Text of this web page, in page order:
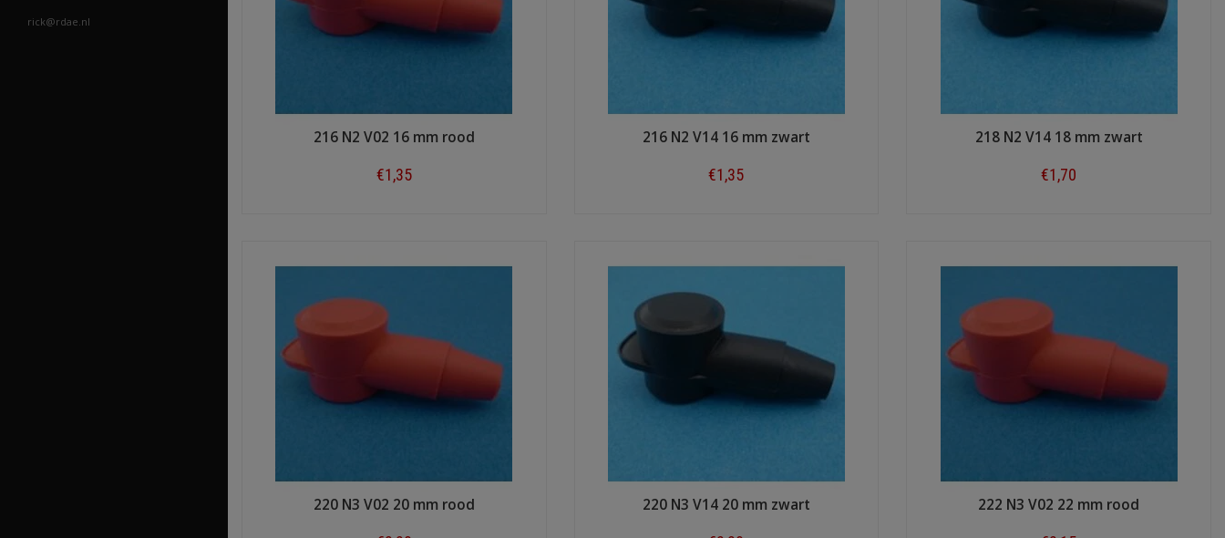
rick@rdae.nl
216 N2 V02 16 mm rood
€1,35
216 N2 V14 16 mm zwart
€1,35
218 N2 V14 18 mm zwart
€1,70
220 N3 V02 20 mm rood
220 N3 V14 20 mm zwart
222 N3 V02 22 mm rood